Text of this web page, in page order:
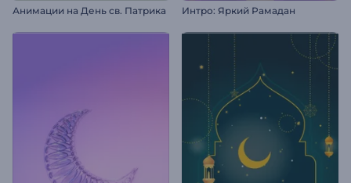
Анимации на День св. Патрика Интро: Яркий Рамадан